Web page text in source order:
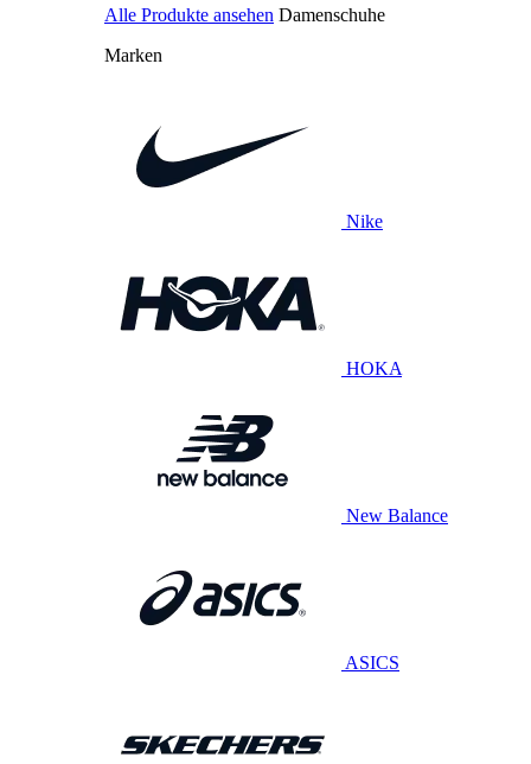
Alle Produkte ansehen Damenschuhe
Marken
Nike
HOKA
New Balance
ASICS